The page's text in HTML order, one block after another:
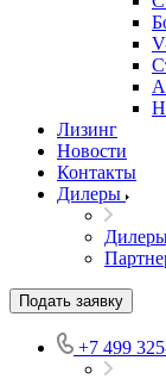
Лизинг
Новости
Контакты
Дилеры
Подать заявку
+7 499